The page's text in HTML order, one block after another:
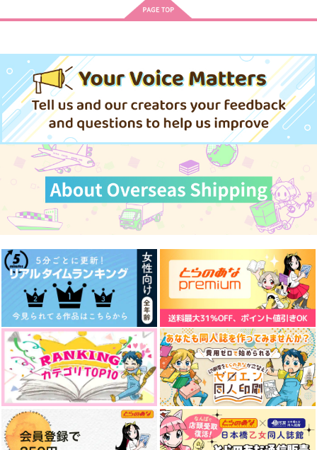
ぬいちゃん小説短編集
いぬCafe
787 円（税込）
山田一郎×碧棺左馬刻
サンプル
作品詳細
すこやかにままならん
いなかまんじゅう
TEAM
629円（税込）
水心子正秀
作品詳細
すこやかかよ
いなかまんじゅう
TEAM
944円（税込）
水心子正秀
作品詳細
とある２人の恋事情
珈舎
572円（税込）
殺生丸×りん
pale blue
夜のすみっこ
880円（税込）
七海建人×五条悟
人ならざる子のそだて
かた
たのしいパン工場
1,257円（税込）
鬼太郎×水木
カート カート
山姥切国広
髭切
カート
逸話の陰
青物商会
660 （税込）
刀剣乱舞 膝丸×髭切
サンプル
カート
GENJI MANZA---I!!!4
桜の亡骸
660 （税込）
刀剣乱舞
一期一振
膝丸
髭切
サンプル
カート
下 上
茜新社
847円（税込）
サンプル
作品詳細
ん 1
KADOKAWA
サンプル
作品詳細
ゃん 6
KADOKAWA
1,210 円（税込）
サンプル
作品詳細
見える子ちゃん 14
KADOKAWA
836円（税込）
サンプル
作品詳細
ひげを剃る。そして女
子高生を拾う。 2
KADOKAWA
726円（税込）
サンプル
作品詳細